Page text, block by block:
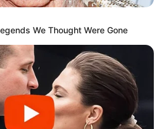
We Thought Were Gone